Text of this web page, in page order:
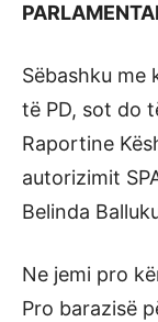
Sëbashku me
të PD, sot do
Raportine
autorizimit
Belinda
Ne jemi pro
Pro barazisë